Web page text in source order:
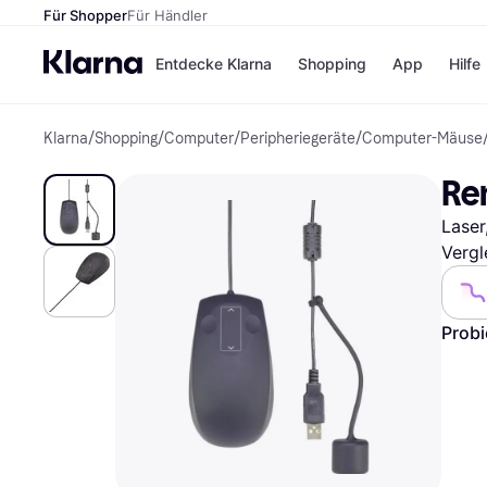
Für ShopperFür Händler
Entdecke Klarna
Zahlungsmethoden
Bezahle in 3 Teilzahlungen
Bezahle in bis zu 30
Ratenzahlung
Shopping
Shops
eBay
Temu
SHEIN
Alle Shops
App Hilfe
Klarna/Shopping/Computer/Peripheriegeräte/Computer-Mäuse